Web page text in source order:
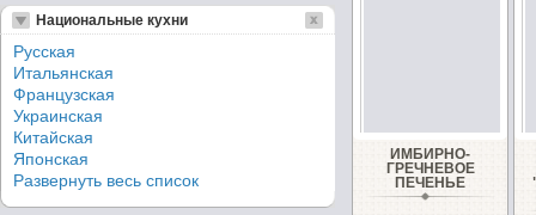
ИМБИРНО-
ГРЕЧНЕВОЕ
ПЕЧЕНЬЕ
Национальные кухни
Русская
Итальянская
Французская
Украинская
Китайская
Японская
Развернуть весь список